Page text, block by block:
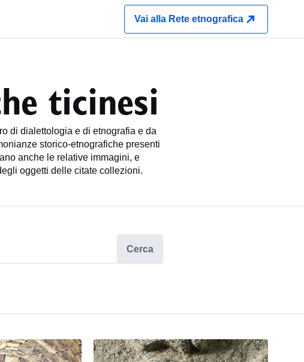
Vai alla Rete etnografica
ticinesi
di dialettologia e di etnografia e da
storico-etnografiche presenti
anche le relative immagini, e
oggetti delle citate collezioni.
Cerca